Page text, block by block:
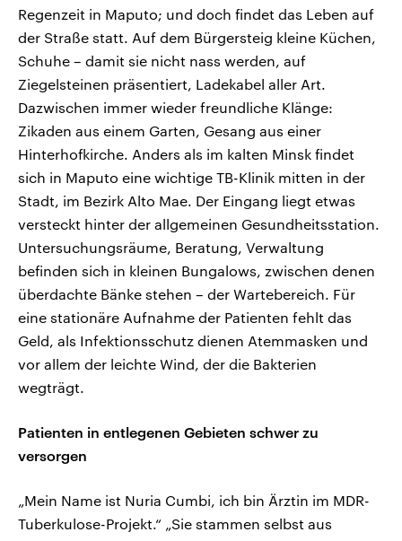
Regenzeit in Maputo; und doch findet das Leben auf
der Straße statt. Auf dem Bürgersteig kleine Küchen,
Schuhe – damit sie nicht nass werden, auf
Ziegelsteinen präsentiert, Ladekabel aller Art.
Dazwischen immer wieder freundliche Klänge:
Zikaden aus einem Garten, Gesang aus einer
Hinterhofkirche. Anders als im kalten Minsk findet
sich in Maputo eine wichtige TB-Klinik mitten in der
Stadt, im Bezirk Alto Mae. Der Eingang liegt etwas
versteckt hinter der allgemeinen Gesundheitsstation.
Untersuchungsräume, Beratung, Verwaltung
befinden sich in kleinen Bungalows, zwischen denen
überdachte Bänke stehen – der Wartebereich. Für
eine stationäre Aufnahme der Patienten fehlt das
Geld, als Infektionsschutz dienen Atemmasken und
vor allem der leichte Wind, der die Bakterien
wegträgt.
Patienten in entlegenen Gebieten schwer zu
versorgen
„Mein Name ist Nuria Cumbi, ich bin Ärztin im MDR-
Tuberkulose-Projekt.“ „Sie stammen selbst aus